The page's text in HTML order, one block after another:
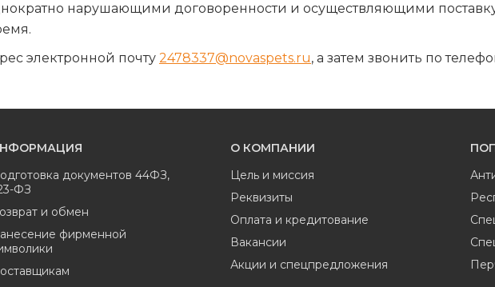
нарушающими договоренности и осуществляющими
электронной почту 2478337@novaspets.ru, а затем звонить по
документов 44ФЗ,
ФЗ
и обмен
фирменной
О КОМПАНИИ
Цель и миссия
Реквизиты
Оплата и кредитование
Вакансии
Акции и спецпредложения